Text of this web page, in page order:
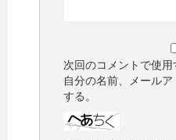
次回のコメントで使
自分の名前、メール
する。